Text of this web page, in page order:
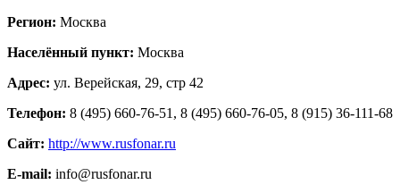
Регион: Москва
Населённый пункт: Москва
Адрес: ул. Верейская, 29, стр 42
Телефон: 8 (495) 660-76-51, 8 (495) 660-76-05, 8 (915) 36-111-68
Сайт: http://www.rusfonar.ru
E-mail: info@rusfonar.ru